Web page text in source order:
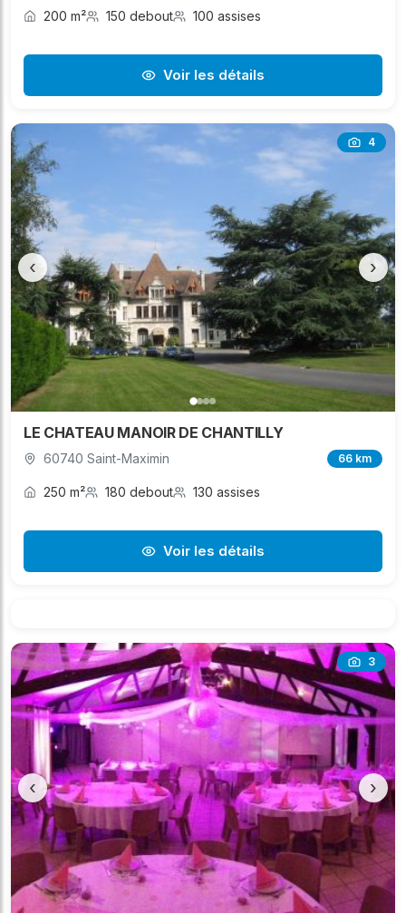
200 m² 150 debout 100 assises
Voir les détails
4
‹ ›
LE CHATEAU MANOIR DE CHANTILLY
60740 Saint-Maximin 66 km
250 m² 180 debout 130 assises
Voir les détails
3
‹ ›